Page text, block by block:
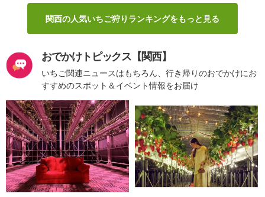
関西の人気いちご狩りランキングをもっと見る
おでかけトピックス【関西】
いちご関連ニュースはもちろん、行き帰りのおでかけにお
すすめのスポット＆イベント情報をお届け